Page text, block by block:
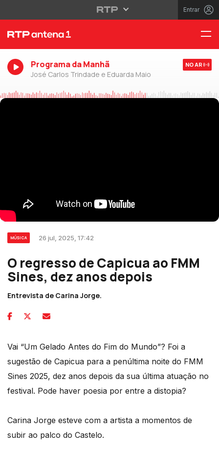
Entrar
Programa da Manhã
José Carlos Trindade e Eduarda Maio
NO AR
MÚSICA 26 jul, 2025, 17:42
O regresso de Capicua ao FMM
Sines, dez anos depois
Entrevista de Carina Jorge.
Vai “Um Gelado Antes do Fim do Mundo”? Foi a
sugestão de Capicua para a penúltima noite do FMM
Sines 2025, dez anos depois da sua última atuação no
festival. Pode haver poesia por entre a distopia?
Carina Jorge esteve com a artista a momentos de
subir ao palco do Castelo.